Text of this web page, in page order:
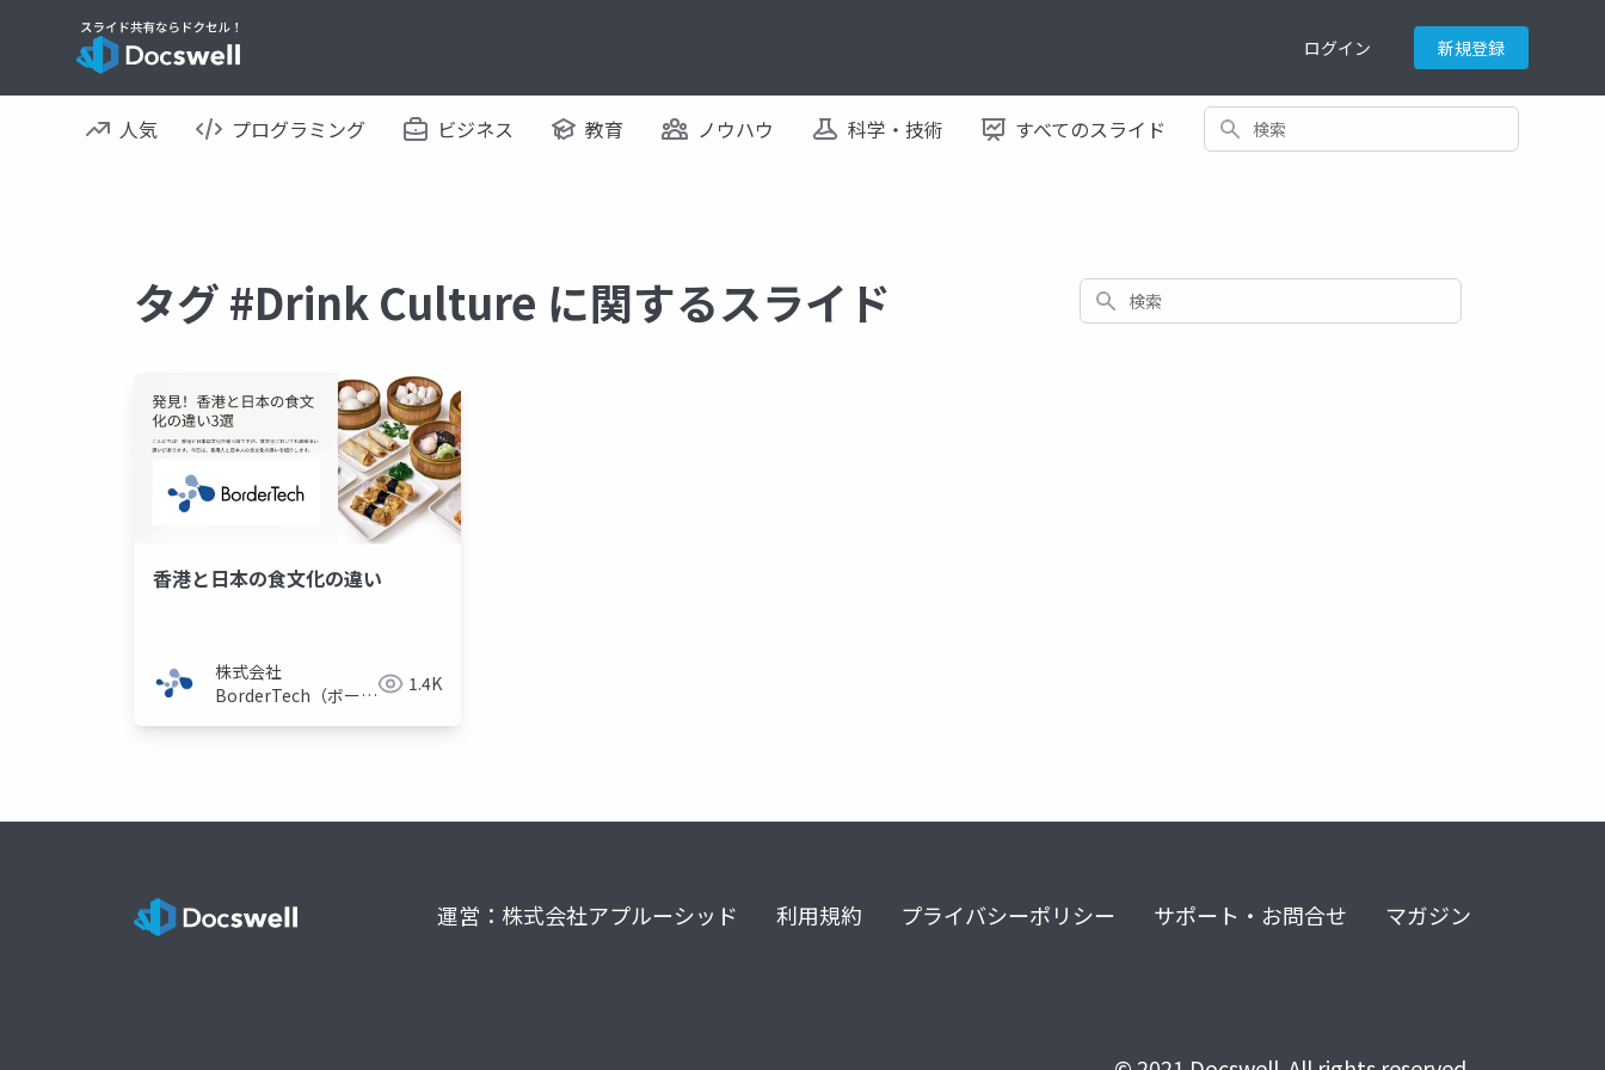
ログイン 新規登録
人気 プログラミング ビジネス 教育 ノウハウ 科学・技術 すべてのスライド 検索
タグ #Drink Culture に関するスライド 検索
香港と日本の食文化の違い
株式会社
BorderTech（ボーダ
1.4K
運営：株式会社アプルーシッド 利用規約 プライバシーポリシー サポート・お問合せ マガジン